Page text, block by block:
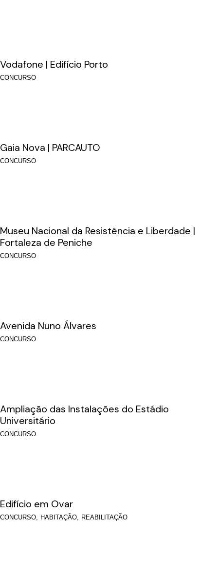
Vodafone | Edifício Porto
CONCURSO
Gaia Nova | PARCAUTO
CONCURSO
Museu Nacional da Resistência e Liberdade |
Fortaleza de Peniche
CONCURSO
Avenida Nuno Álvares
CONCURSO
Ampliação das Instalações do Estádio
Universitário
CONCURSO
Edifício em Ovar
CONCURSO HABITAÇÃO REABILITAÇÃO